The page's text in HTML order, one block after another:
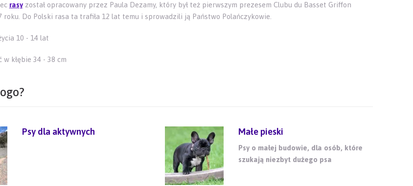
rasyzostał opracowany przez Paula Dezamy, który był też pierwszym prezesem Clubu du Basset Griffon
roku. Do Polski rasa ta trafiła 12 lat temu i sprowadzili ją Państwo Polańczykowie.
10 - 14 lat
w kłębie 34 - 38 cm
Psy dla aktywnych Małe pieski
Psy o małej budowie, dla osób, które
szukają niezbyt dużego psa